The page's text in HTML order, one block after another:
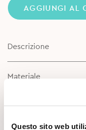
Questo sito web
AGGIUNGI AL
Descrizione
Materiale
Scheda prodotto